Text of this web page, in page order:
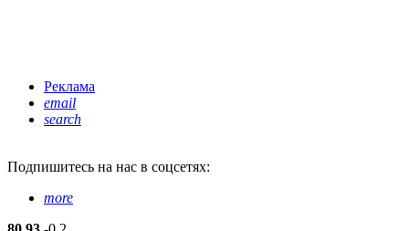
Реклама
email
search
Подпишитесь на нас в соцсетях:
more